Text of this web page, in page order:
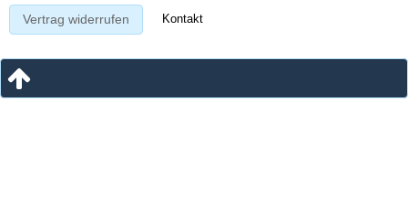
Vertrag widerrufen Kontakt